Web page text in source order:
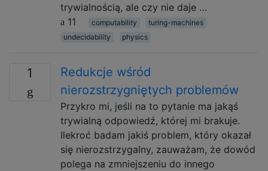
trywialnością, ale czy nie daje …
11
computability
turing-machines
undecidability
physics
1
Redukcje wśród
nierozstrzygniętych problemów
Przykro mi, jeśli na to pytanie ma jakąś
trywialną odpowiedź, której mi brakuje.
Ilekroć badam jakiś problem, który okazał
się nierozstrzygalny, zauważam, że dowód
polega na zmniejszeniu do innego